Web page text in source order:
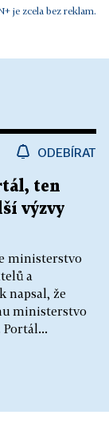
je zcela bez reklam.
ODEBÍRAT
ten
výzvy
ministerstvo
a
napsal, že
ministerstvo